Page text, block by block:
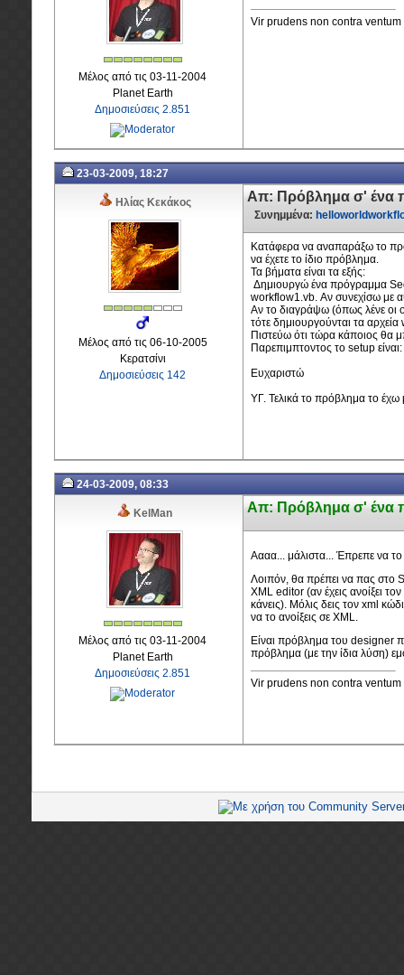
Μέλος από τις 03-11-2004
Planet Earth
Δημοσιεύσεις 2.851
Vir prudens non contra ventum
23-03-2009, 18:27
Ηλίας Κεκάκος
Μέλος από τις 06-10-2005
Κερατσίνι
Δημοσιεύσεις 142
Απ: Πρόβλημα σ' ένα
Συνημμένα:
Κατάφερα να αναπαράξω το
να έχετε το ίδιο πρόβλημα.
Τα βήματα είναι τα εξής:
Δημιουργώ ένα πρόγραμμα
workflow1.vb. Αν συνεχίσω με
Αν το διαγράψω (όπως λένε οι
τότε δημιουργούνται τα
Πιστεύω ότι τώρα κάποιος θα
Παρεπιμπτοντος το setup
Ευχαριστώ
ΥΓ. Τελικά το πρόβλημα το έχω
24-03-2009, 08:33
KelMan
Μέλος από τις 03-11-2004
Planet Earth
Δημοσιεύσεις 2.851
Απ: Πρόβλημα σ' ένα
Αααα... μάλιστα... Έπρεπε να
Λοιπόν, θα πρέπει να πας στο
XML editor (αν έχεις ανοίξει
κάνεις). Μόλις δεις τον xml
να το ανοίξεις σε XML.
Είναι πρόβλημα του designer
πρόβλημα (με την ίδια λύση)
Vir prudens non contra ventum